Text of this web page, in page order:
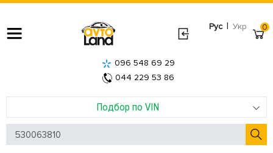
Рус | Укр
Подбор по VIN
096 548 69 29
044 229 53 86
0